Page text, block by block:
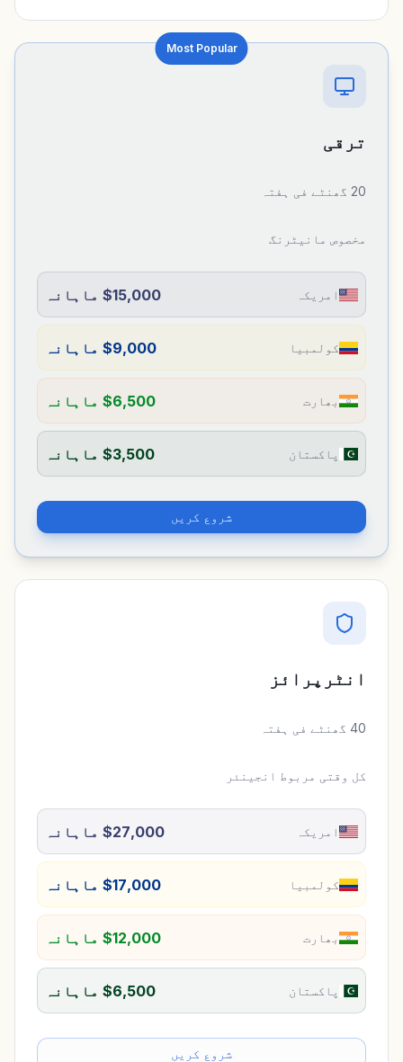
Most Popular
ترقی
20 گھنٹے فی ہفتہ
مخصوص مانیٹرنگ
امریکہ $15,000 ماہانہ
کولمبیا $9,000 ماہانہ
بھارت $6,500 ماہانہ
پاکستان $3,500 ماہانہ
شروع کریں
انٹرپرائز
40 گھنٹے فی ہفتہ
کل وقتی مربوط انجینئر
امریکہ $27,000 ماہانہ
کولمبیا $17,000 ماہانہ
بھارت $12,000 ماہانہ
پاکستان $6,500 ماہانہ
شروع کریں